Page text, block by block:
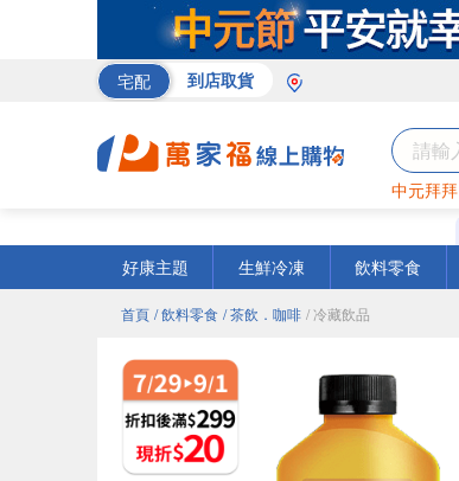
宅配 到店取貨
中元拜拜
好康主題
生鮮冷凍 飲料零食
首頁 / 飲料零食 / 茶飲．咖啡 / 冷藏飲品